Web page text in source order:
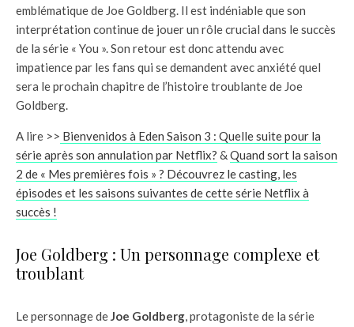
emblématique de Joe Goldberg. Il est indéniable que son
interprétation continue de jouer un rôle crucial dans le succès
de la série « You ». Son retour est donc attendu avec
impatience par les fans qui se demandent avec anxiété quel
sera le prochain chapitre de l’histoire troublante de Joe
Goldberg.
A lire >> Bienvenidos à Eden Saison 3 : Quelle suite pour la
série après son annulation par Netflix? &Quand sort la saison
2 de « Mes premières fois » ? Découvrez le casting, les
épisodes et les saisons suivantes de cette série Netflix à
succès !
Joe Goldberg : Un personnage complexe et
troublant
Le personnage deJoe Goldberg, protagoniste de la série